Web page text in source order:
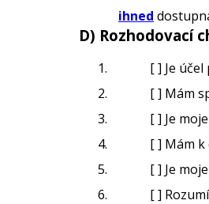
ihned
D) Rozhodovací
[ ] Je
[ ] Mám
[ ] Je
[ ] Mám k
[ ] Je
[ ]